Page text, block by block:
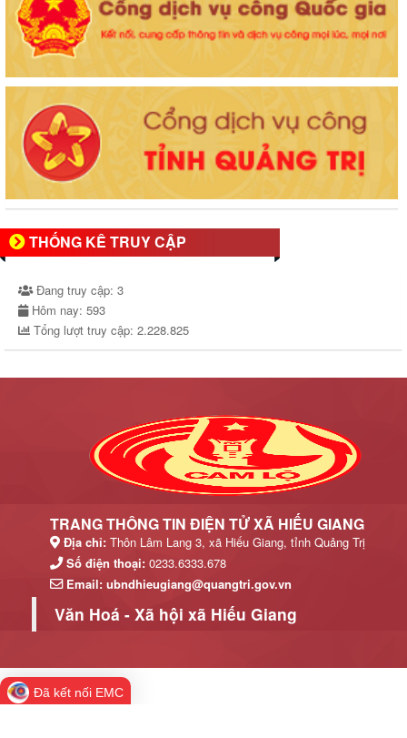
THỐNG KÊ TRUY CẬP
Đang truy cập: 3
Hôm nay: 593
Tổng lượt truy cập: 2.228.825
TRANG THÔNG TIN ĐIỆN TỬ XÃ HIẾU GIANG
Địa chỉ: Thôn Lâm Lang 3, xã Hiếu Giang, tỉnh Quảng Trị
Số điện thoại: 0233.6333.678
Email: ubndhieugiang@quangtri.gov.vn
Văn Hoá - Xã hội xã Hiếu Giang
Đã kết nối EMC